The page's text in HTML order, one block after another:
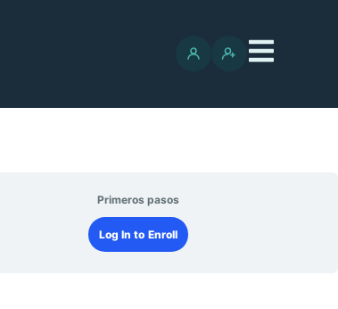
Primeros pasos
Log In to Enroll